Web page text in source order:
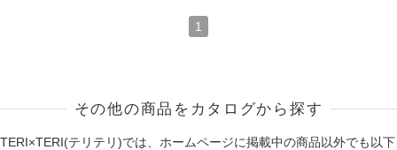
1
その他の商品をカタログから探す
TERI×TERI(テリテリ)では、ホームページに掲載中の商品以外でも以下